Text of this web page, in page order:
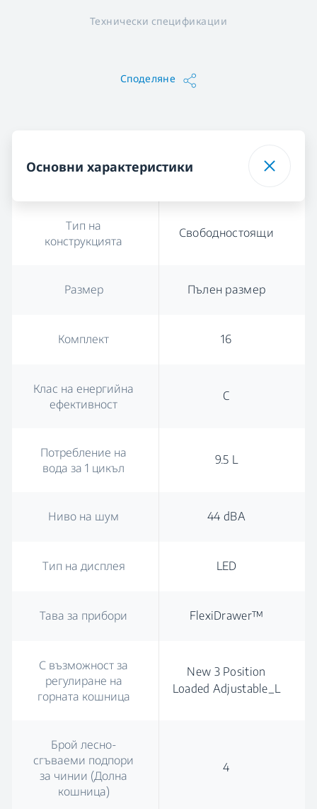
Технически спецификации
Споделяне
Основни характеристики
Тип на
конструкцията
Свободностоящи
Размер Пълен размер
Комплект 16
Клас на енергийна
ефективност
C
Потребление на
вода за 1 цикъл
9.5 L
Ниво на шум 44 dBA
Тип на дисплея LED
Тава за прибори FlexiDrawer™
С възможност за
регулиране на
горната кошница
New 3 Position
Loaded Adjustable_L
Брой лесно-
сгъваеми подпори
за чинии (Долна
кошница)
4